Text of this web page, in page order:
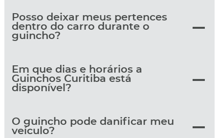
Posso deixar meus pertences
dentro do carro durante o
guincho?
Em que dias e horários a
Guinchos Curitiba está
disponível?
O guincho pode danificar meu
veículo?